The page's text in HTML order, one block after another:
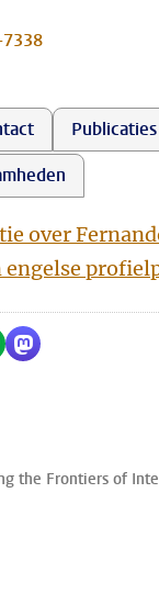
Publicaties
over
op LinkedIn
via WhatsApp
Delen via
the Frontiers of